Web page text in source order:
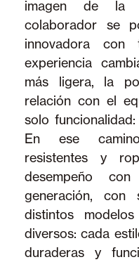
imagen de la
colaborador se
innovadora con
experiencia
más ligera, la
relación con el
solo
En ese
resistentes y
desempeño
generación, con
distintos
diversos: cada
duraderas y